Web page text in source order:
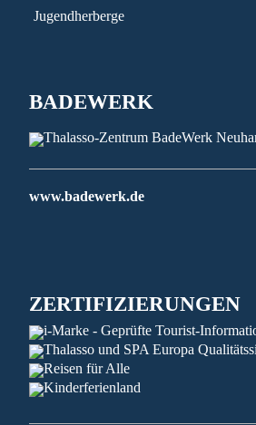
Jugendherberge
BADEWERK
www.badewerk.de
ZERTIFIZIERUNGEN